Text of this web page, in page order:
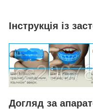
Інструкція із
Догляд за